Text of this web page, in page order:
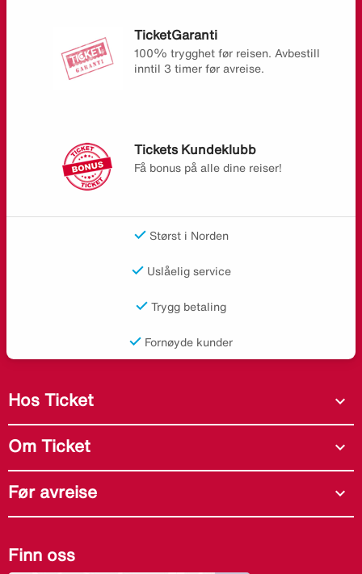
TicketGaranti
100% trygghet før reisen. Avbestill
inntil 3 timer før avreise.
Tickets Kundeklubb
Få bonus på alle dine reiser!
Størst i Norden
Uslåelig service
Trygg betaling
Fornøyde kunder
Hos Ticket expand_more
Om Ticket expand_more
Før avreise expand_more
Finn oss